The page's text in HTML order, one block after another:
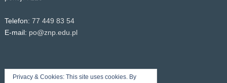
Telefon: 77 449 83 54
E-mail: po@znp.edu.pl
Privacy & Cookies: This site uses cookies. By